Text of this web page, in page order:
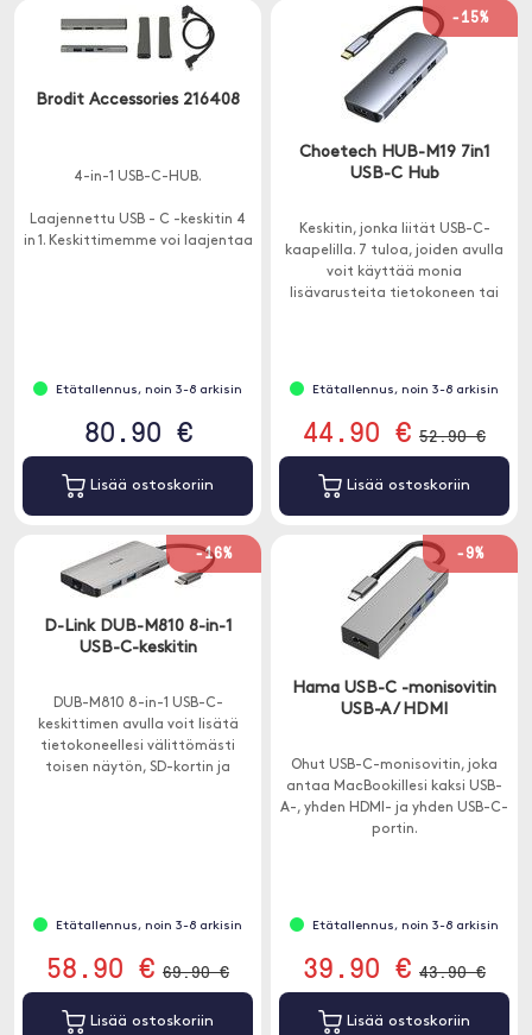
Brodit Accessories 216408
4-in-1 USB-C-HUB.
Laajennettu USB - C -keskitin 4
in 1. Keskittimemme voi laajentaa
Etätallennus, noin 3-8 arkisin
80.90 €
Lisää ostoskoriin
-15%
Choetech HUB-M19 7in1
USB-C Hub
Keskitin, jonka liität USB-C-
kaapelilla. 7 tuloa, joiden avulla
voit käyttää monia
lisävarusteita tietokoneen tai
Etätallennus, noin 3-8 arkisin
44.90 € 52.90 €
Lisää ostoskoriin
-16%
D-Link DUB-M810 8-in-1
USB-C-keskitin
DUB-M810 8-in-1 USB-C-
keskittimen avulla voit lisätä
tietokoneellesi välittömästi
toisen näytön, SD-kortin ja
Etätallennus, noin 3-8 arkisin
58.90 € 69.90 €
Lisää ostoskoriin
-9%
Hama USB-C -monisovitin
USB-A / HDMI
Ohut USB-C-monisovitin, joka
antaa MacBookillesi kaksi USB-
A-, yhden HDMI- ja yhden USB-C-
portin.
Etätallennus, noin 3-8 arkisin
39.90 € 43.90 €
Lisää ostoskoriin